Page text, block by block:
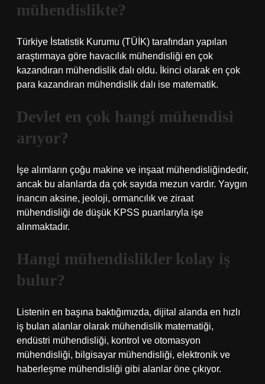
mühendislikte?
Türkiye İstatistik Kurumu (TÜİK) tarafından yapılan
araştırmaya göre havacılık mühendisliği en çok
kazandıran mühendislik dalı oldu. İkinci olarak en çok
para kazandıran mühendislik dalı ise matematik.
Devlet en çok hangi mühendisi
arıyor?
İşe alımların çoğu makine ve inşaat mühendisliğindedir,
ancak bu alanlarda da çok sayıda mezun vardır. Yaygın
inancın aksine, jeoloji, ormancılık ve ziraat
mühendisliği de düşük KPSS puanlarıyla işe
alınmaktadır.
Hangi mühendislikler kolay iş
bulur?
Listenin en başına baktığımızda, dijital alanda en hızlı
iş bulan alanlar olarak mühendislik matematiği,
endüstri mühendisliği, kontrol ve otomasyon
mühendisliği, bilgisayar mühendisliği, elektronik ve
haberleşme mühendisliği gibi alanlar öne çıkıyor.